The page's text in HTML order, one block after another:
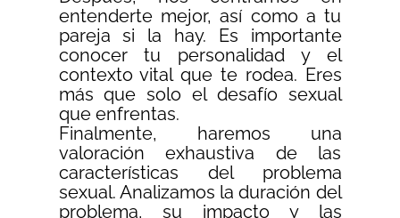
entenderte mejor, así como a tu
pareja si la hay. Es importante
conocer tu personalidad y el
contexto vital que te rodea. Eres
más que solo el desafío sexual
que enfrentas.
Finalmente, haremos una
valoración exhaustiva de las
características del problema
sexual. Analizamos la duración del
problema, su impacto y las